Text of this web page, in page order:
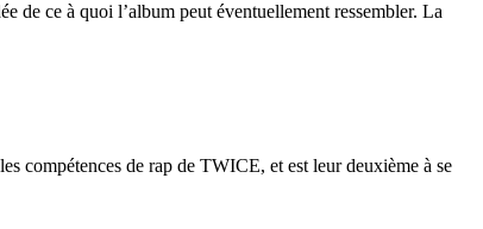
de ce à quoi l’album peut éventuellement ressembler. La
compétences de rap de TWICE, et est leur deuxième à se